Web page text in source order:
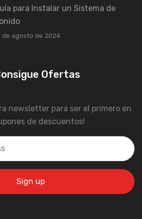
para Instalar un Sistema de
de agosto de 2024
Ofertas
newsletter para ser el primero en
de descuentos!